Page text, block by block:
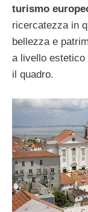
turismo
ricercatezza in
bellezza e
a livello
il quadro.